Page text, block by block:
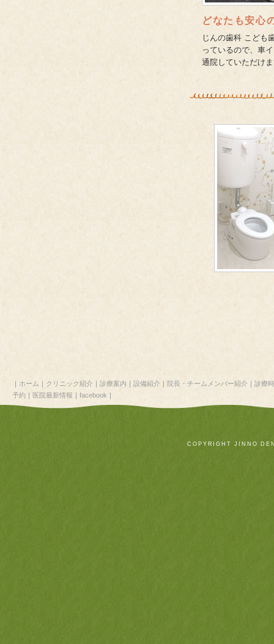
どなたも安心
じんの歯科 こども
っているので、車
通院していただけ
｜ ホーム ｜ クリニック紹介 ｜ 診療案内 ｜ 設備紹介 ｜ 院長・チームメンバー紹介 ｜ 診療
予約 ｜ 医院最新情報 ｜ facebook ｜
COPYRIGHT JINNO